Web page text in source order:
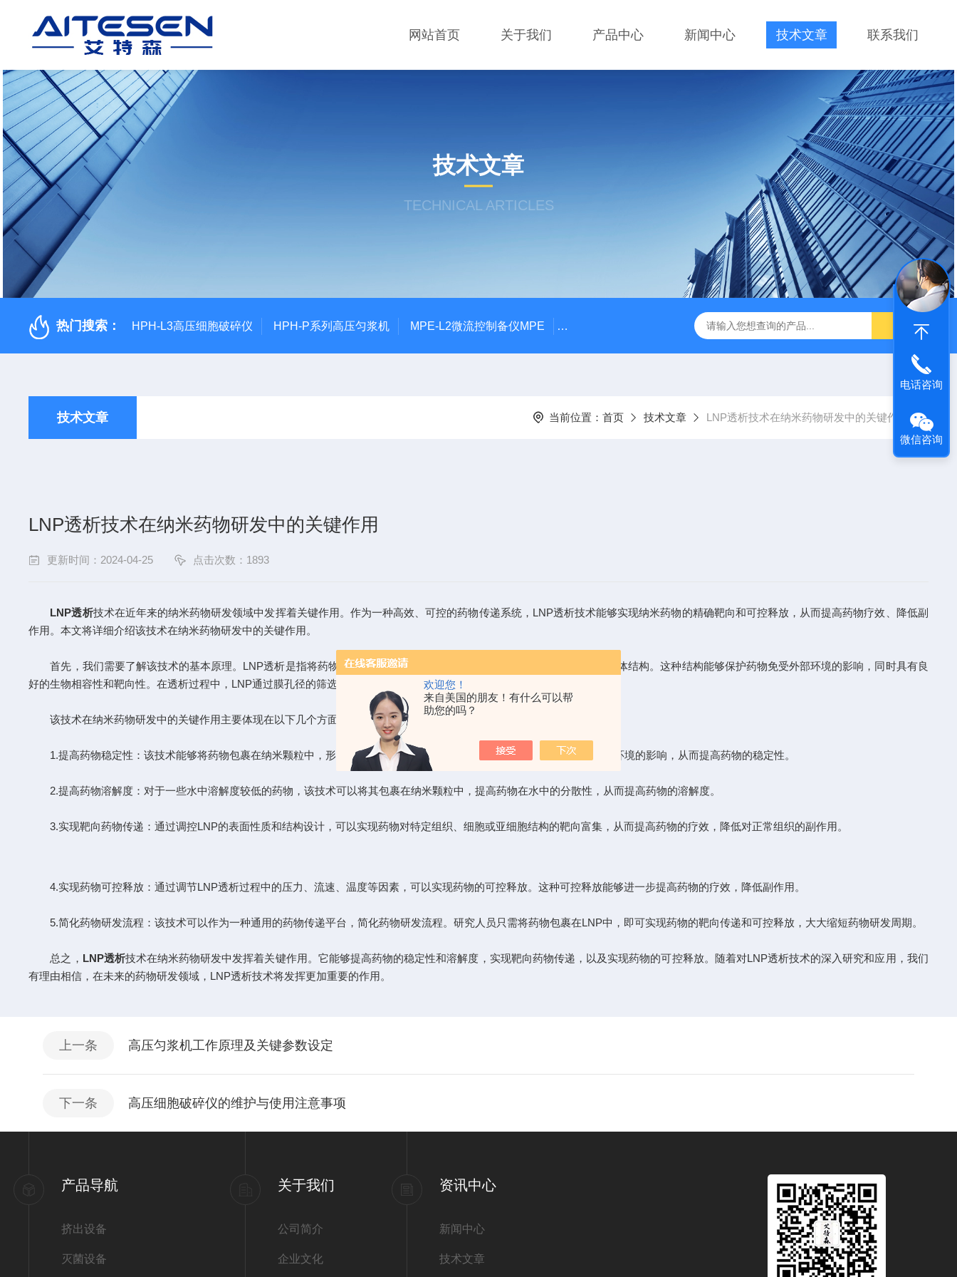
欢迎您！
来自美国的朋友！有什么可以帮
助您的吗？
网站首页 关于我们 产品中心 新闻中心 技术文章 联系我们
技术文章
TECHNICAL ARTICLES
热门搜索： HPH-L3高压细胞破碎仪 HPH-P系列高压匀浆机 MPE-L2微流控制备仪MPE MPE-P1微流控制备仪 HPH-L2实验型微量超高压均质机 纳米药物生产
技术文章 当前位置： 首页 技术文章 LNP透析技术在纳米药物研发中的关键作用
LNP透析技术在纳米药物研发中的关键作用
更新时间：2024-04-25 点击次数：1893
LNP透析技术在近年来的纳米药物研发领域中发挥着关键作用。作为一种高效、可控的药物传递系统，LNP透析技术能够实现纳米药物的精确靶向和可控释放，从而提高药物疗效、降低副
作用。本文将详细介绍该技术在纳米药物研发中的关键作用。
首先，我们需要了解该技术的基本原理。LNP透析是指将药物包裹在由磷脂分子组成的纳米颗粒中，形成一种稳定的脂质体结构。这种结构能够保护药物免受外部环境的影响，同时具有良
好的生物相容性和靶向性。在透析过程中，LNP通过膜孔径的筛选作用，实现药物的可控释放。
该技术在纳米药物研发中的关键作用主要体现在以下几个方面：
1.提高药物稳定性：该技术能够将药物包裹在纳米颗粒中，形成稳定的脂质体结构，有效保护药物免受氧化、降解等外部环境的影响，从而提高药物的稳定性。
2.提高药物溶解度：对于一些水中溶解度较低的药物，该技术可以将其包裹在纳米颗粒中，提高药物在水中的分散性，从而提高药物的溶解度。
3.实现靶向药物传递：通过调控LNP的表面性质和结构设计，可以实现药物对特定组织、细胞或亚细胞结构的靶向富集，从而提高药物的疗效，降低对正常组织的副作用。
4.实现药物可控释放：通过调节LNP透析过程中的压力、流速、温度等因素，可以实现药物的可控释放。这种可控释放能够进一步提高药物的疗效，降低副作用。
5.简化药物研发流程：该技术可以作为一种通用的药物传递平台，简化药物研发流程。研究人员只需将药物包裹在LNP中，即可实现药物的靶向传递和可控释放，大大缩短药物研发周期。
总之， LNP透析技术在纳米药物研发中发挥着关键作用。它能够提高药物的稳定性和溶解度，实现靶向药物传递，以及实现药物的可控释放。随着对LNP透析技术的深入研究和应用，我们
有理由相信，在未来的药物研发领域，LNP透析技术将发挥更加重要的作用。
上一条 高压匀浆机工作原理及关键参数设定
下一条 高压细胞破碎仪的维护与使用注意事项
产品导航
挤出设备
灭菌设备
关于我们
公司简介
企业文化
资讯中心
新闻中心
技术文章
电话咨询
微信咨询